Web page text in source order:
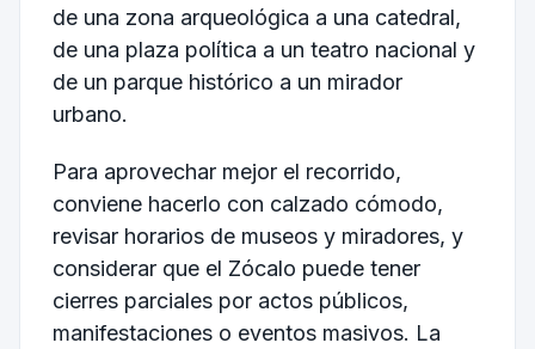
de una zona arqueológica a una catedral,
de una plaza política a un teatro nacional y
de un parque histórico a un mirador
urbano.
Para aprovechar mejor el recorrido,
conviene hacerlo con calzado cómodo,
revisar horarios de museos y miradores, y
considerar que el Zócalo puede tener
cierres parciales por actos públicos,
manifestaciones o eventos masivos. La